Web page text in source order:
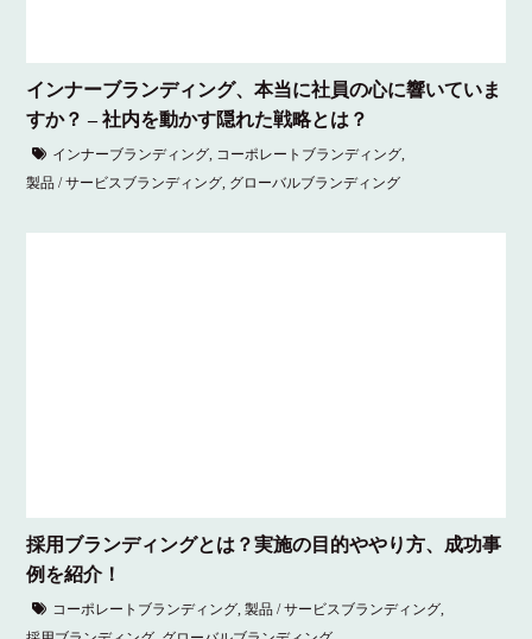
インナーブランディング、本当に社員の心に響いていま
すか？ – 社内を動かす隠れた戦略とは？
インナーブランディング, コーポレートブランディング,
製品 / サービスブランディング, グローバルブランディング
採用ブランディングとは？実施の目的ややり方、成功事
例を紹介！
コーポレートブランディング,製品 / サービスブランディング,